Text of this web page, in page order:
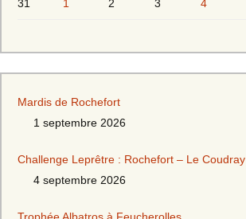
31 1 2 3 4
Mardis de Rochefort
1 septembre 2026
Challenge Leprêtre : Rochefort – Le Coudray
4 septembre 2026